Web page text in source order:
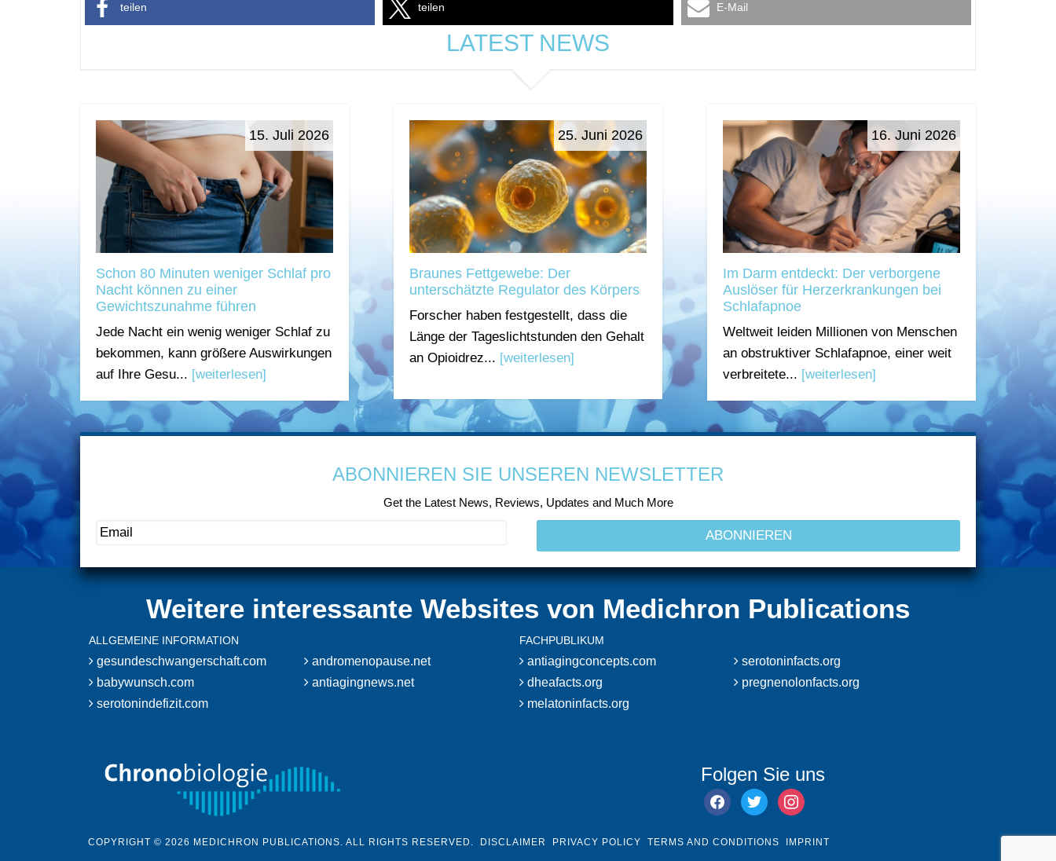
teilen teilen E-Mail
LATEST NEWS
15. Juli 2026
Schon 80 Minuten weniger Schlaf pro
Nacht können zu einer
Gewichtszunahme führen
Jede Nacht ein wenig weniger Schlaf zu
bekommen, kann größere Auswirkungen
auf Ihre Gesu... [weiterlesen]
25. Juni 2026
Braunes Fettgewebe: Der
unterschätzte Regulator des Körpers
Forscher haben festgestellt, dass die
Länge der Tageslichtstunden den Gehalt
an Opioidrez... [weiterlesen]
16. Juni 2026
Im Darm entdeckt: Der verborgene
Auslöser für Herzerkrankungen bei
Schlafapnoe
Weltweit leiden Millionen von Menschen
an obstruktiver Schlafapnoe, einer weit
verbreitete... [weiterlesen]
ABONNIEREN SIE UNSEREN NEWSLETTER
Get the Latest News, Reviews, Updates and Much More
Weitere interessante Websites von Medichron Publications
ALLGEMEINE INFORMATION
gesundeschwangerschaft.com
babywunsch.com
serotonindefizit.com
andromenopause.net
antiagingnews.net
FACHPUBLIKUM
antiagingconcepts.com
dheafacts.org
melatoninfacts.org
serotoninfacts.org
pregnenolonfacts.org
Folgen Sie uns
facebook
twitter instagram
COPYRIGHT © 2026 MEDICHRON PUBLICATIONS. ALL RIGHTS RESERVED. DISCLAIMER PRIVACY POLICY TERMS AND CONDITIONS IMPRINT